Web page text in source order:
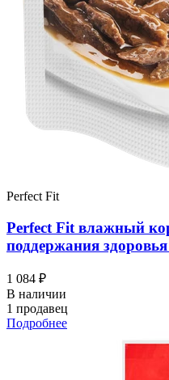
Perfect Fit
Perfect Fit влажный
поддержания здоровья
1 084 ₽
В наличии
1 продавец
Подробнее